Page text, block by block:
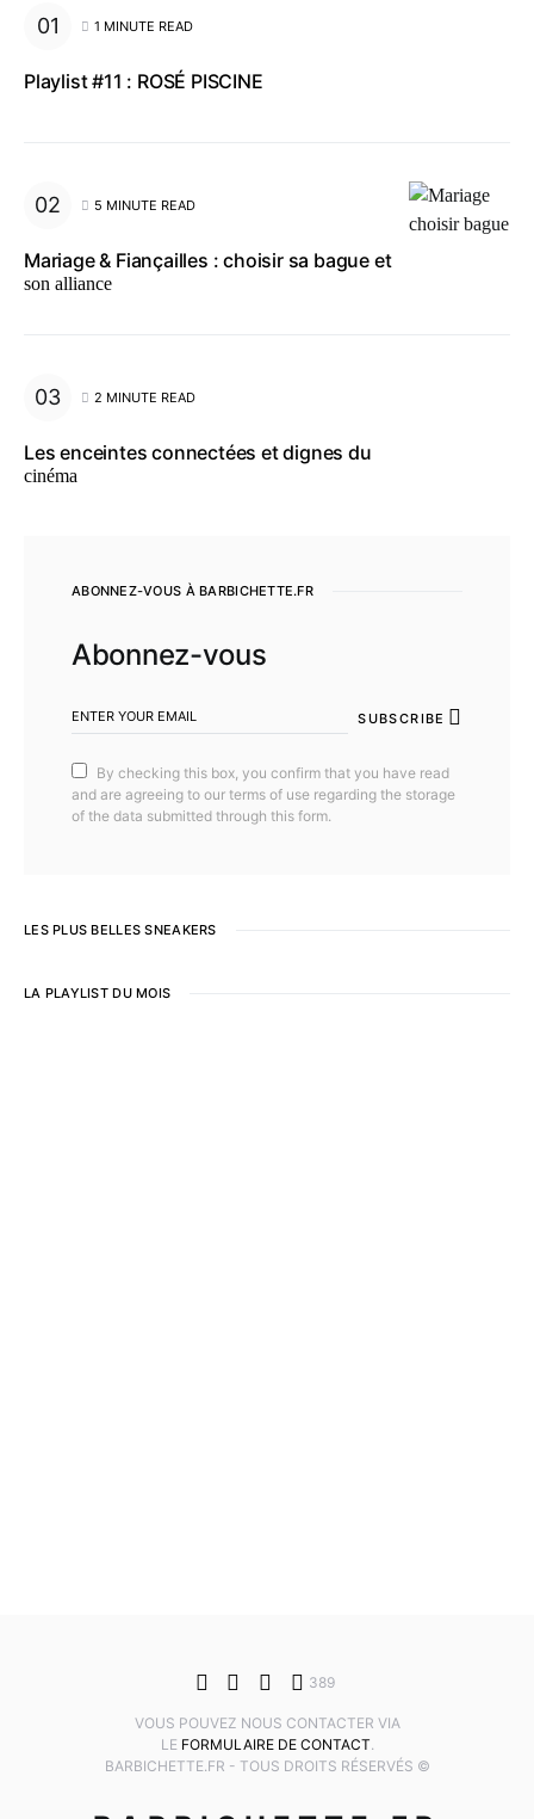
1 MINUTE READ
Playlist #11 : ROSÉ PISCINE
5 MINUTE READ
Mariage & Fiançailles : choisir sa bague et
son alliance
2 MINUTE READ
Les enceintes connectées et dignes du
cinéma
ABONNEZ-VOUS À BARBICHETTE.FR
Abonnez-vous
SUBSCRIBE
By checking this box, you confirm that you have read
and are agreeing to our terms of use regarding the storage
of the data submitted through this form.
LES PLUS BELLES SNEAKERS
LA PLAYLIST DU MOIS
389
VOUS POUVEZ NOUS CONTACTER VIA
LE FORMULAIRE DE CONTACT.
BARBICHETTE.FR - TOUS DROITS RÉSERVÉS ©